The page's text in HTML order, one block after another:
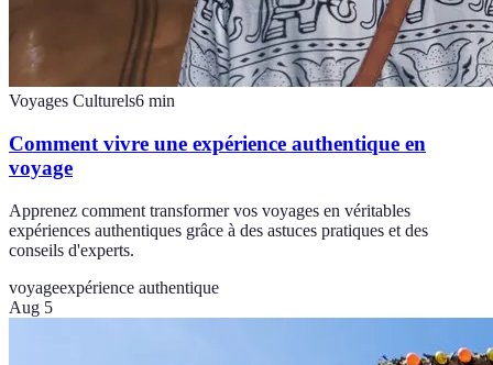
Voyages Culturels6 min
Comment vivre une expérience authentique en
voyage
Apprenez comment transformer vos voyages en véritables
expériences authentiques grâce à des astuces pratiques et des
conseils d'experts.
voyageexpérience authentique
Aug 5